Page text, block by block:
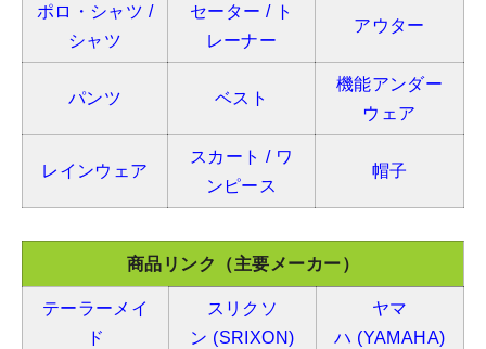
ポロ・シャツ /
シャツ
セーター / ト
レーナー
アウター
パンツ ベスト
機能アンダー
ウェア
レインウェア
スカート / ワ
ンピース
帽子
商品リンク（主要メーカー）
テーラーメイ
ド
スリクソ
ン (SRIXON)
ヤマ
ハ (YAMAHA)